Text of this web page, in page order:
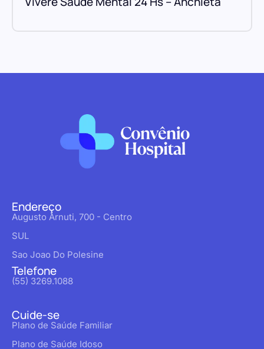
Endereço
Augusto Arnuti, 700 - Centro
SUL
Sao Joao Do Polesine
Telefone
(55) 3269.1088
Cuide-se
Plano de Saúde Familiar
Plano de Saúde Idoso